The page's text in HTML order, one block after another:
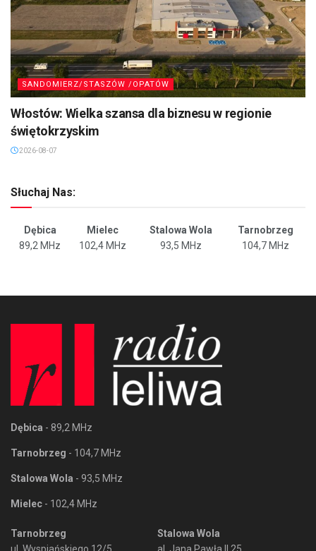
SANDOMIERZ/STASZÓW /OPATÓW
Włostów: Wielka szansa dla biznesu w regionie
świętokrzyskim
2026-08-07
Słuchaj Nas:
Dębica Mielec Stalowa Wola
Tarnobrzeg
89,2 MHz
102,4 MHz 93,5 MHz 104,7 MHz
Dębica - 89,2 MHz
Tarnobrzeg - 104,7 MHz
Stalowa Wola - 93,5 MHz
Mielec - 102,4 MHz
Tarnobrzeg
Stalowa Wola